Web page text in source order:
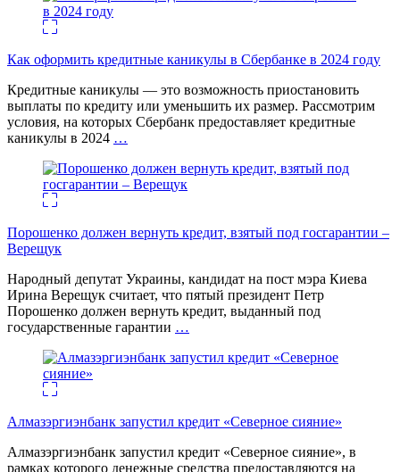
Как оформить кредитные каникулы в Сбербанке в 2024 году
Кредитные каникулы — это возможность приостановить
выплаты по кредиту или уменьшить их размер. Рассмотрим
условия, на которых Сбербанк предоставляет кредитные
каникулы в 2024 …
Порошенко должен вернуть кредит, взятый под госгарантии –
Верещук
Народный депутат Украины, кандидат на пост мэра Киева
Ирина Верещук считает, что пятый президент Петр
Порошенко должен вернуть кредит, выданный под
государственные гарантии …
Алмазэргиэнбанк запустил кредит «Северное сияние»
Алмазэргиэнбанк запустил кредит «Северное сияние», в
рамках которого денежные средства предоставляются на